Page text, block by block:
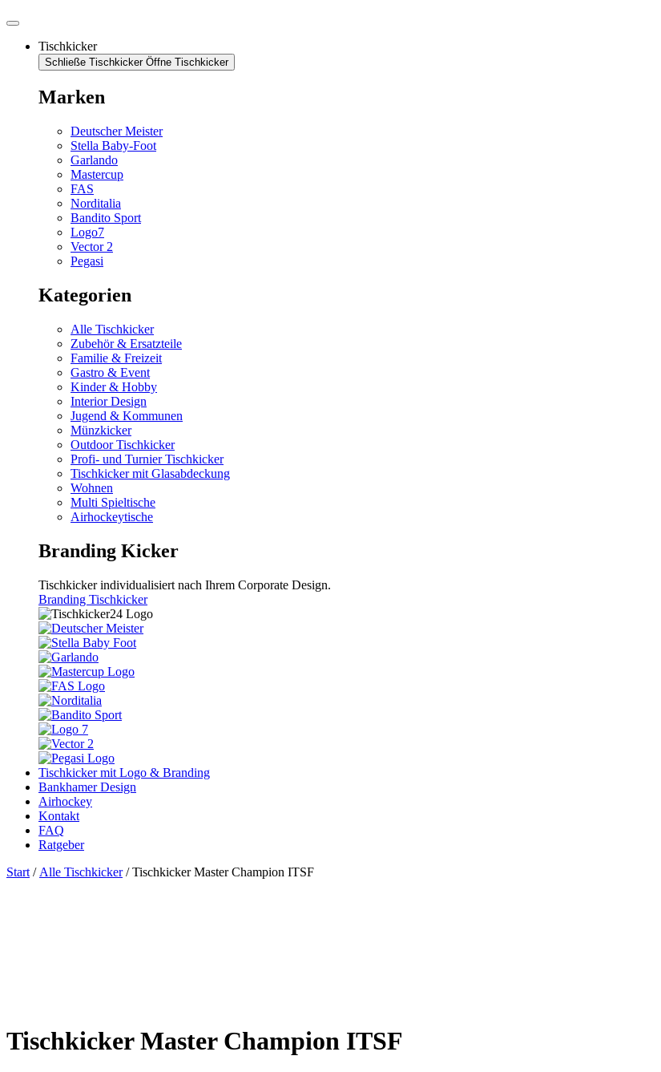
Tischkicker
Schließe Tischkicker Öffne Tischkicker
Marken
Deutscher Meister
Stella Baby-Foot
Garlando
Mastercup
FAS
Norditalia
Bandito Sport
Logo7
Vector 2
Pegasi
Kategorien
Alle Tischkicker
Zubehör & Ersatzteile
Familie & Freizeit
Gastro & Event
Kinder & Hobby
Interior Design
Jugend & Kommunen
Münzkicker
Outdoor Tischkicker
Profi- und Turnier Tischkicker
Tischkicker mit Glasabdeckung
Wohnen
Multi Spieltische
Airhockeytische
Branding Kicker
Tischkicker individualisiert nach Ihrem Corporate Design.
Branding Tischkicker
Tischkicker mit Logo & Branding
Bankhamer Design
Airhockey
Kontakt
FAQ
Ratgeber
Start / Alle Tischkicker/ Tischkicker Master Champion ITSF
Tischkicker Master Champion ITSF